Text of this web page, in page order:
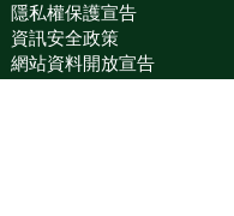
隱私權保護宣告
資訊安全政策
網站資料開放宣告